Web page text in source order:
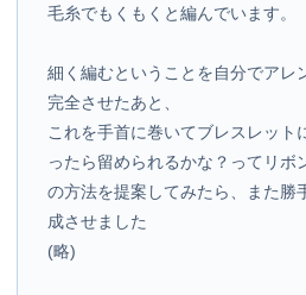
毛糸でもくもくと編んでいます。
細く編むということを自分でアレ
完全させたあと、
これを手首に巻いてブレスレット
ったら留められるかな？ってリボ
の方法を提案してみたら、また勝
成させました
(略)